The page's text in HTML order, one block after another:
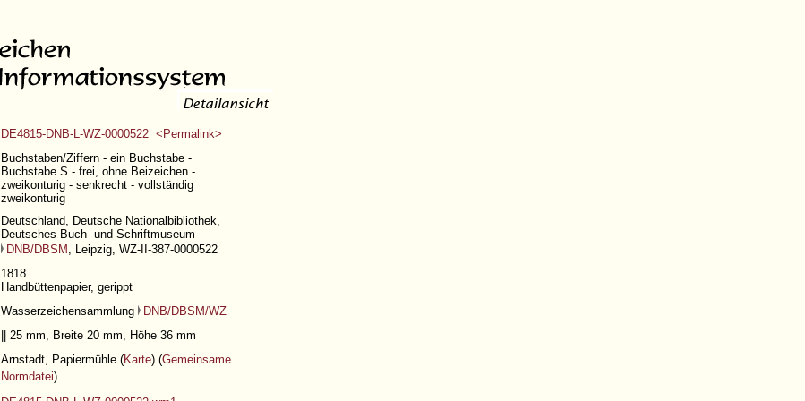
DE4815-DNB-L-WZ-0000522 <Permalink>
Buchstaben/Ziffern - ein Buchstabe -
Buchstabe S - frei, ohne Beizeichen -
zweikonturig - senkrecht - vollständig
zweikonturig
Deutschland, Deutsche Nationalbibliothek,
Deutsches Buch- und Schriftmuseum
DNB/DBSM , Leipzig, WZ-II-387-0000522
1818
Handbüttenpapier, gerippt
Wasserzeichensammlung
DNB/DBSM/WZ
|| 25 mm, Breite 20 mm, Höhe 36 mm
Arnstadt, Papiermühle (Karte) (Gemeinsame
Normdatei)